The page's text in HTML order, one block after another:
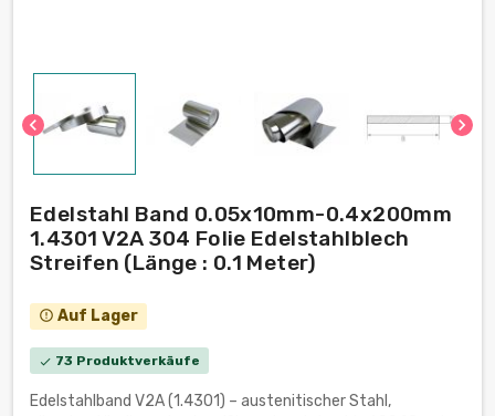
chevron_left chevron_right
Edelstahl Band 0.05x10mm-0.4x200mm
1.4301 V2A 304 Folie Edelstahlblech
Streifen (Länge : 0.1 Meter)
error_outline Auf Lager
check 73 Produktverkäufe
Edelstahlband V2A (1.4301) – austenitischer Stahl,